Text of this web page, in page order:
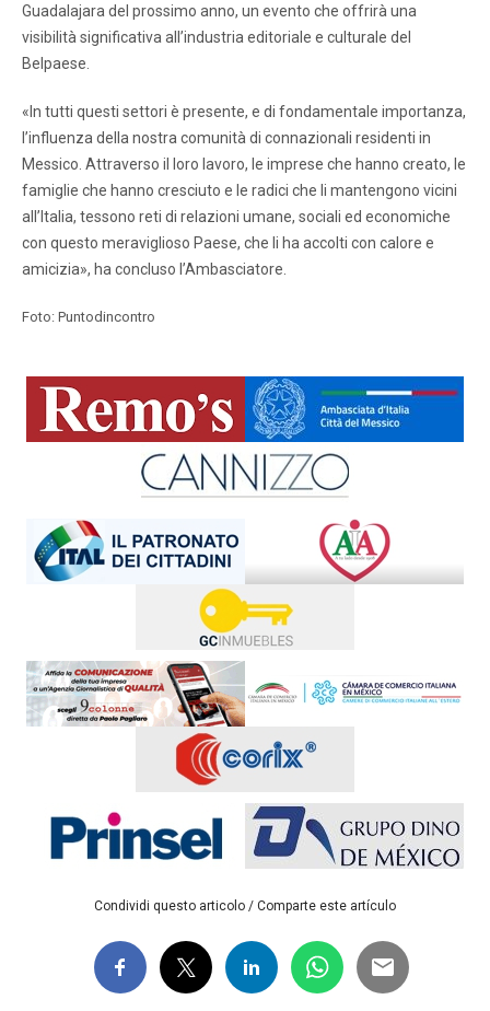
Guadalajara del prossimo anno, un evento che offrirà una
visibilità significativa all’industria editoriale e culturale del
Belpaese.
«In tutti questi settori è presente, e di fondamentale importanza,
l’influenza della ⁠nostra comunità di connazionali residenti in
Messico. Attraverso il loro lavoro, le imprese che hanno creato, le
famiglie che hanno cresciuto e le radici che li mantengono vicini
all’Italia, tessono reti di relazioni umane, sociali ed economiche
con questo meraviglioso Paese, che li ha accolti con calore e
amicizia», ha concluso l’Ambasciatore.
Foto: Puntodincontro
Condividi questo articolo / Comparte este artículo